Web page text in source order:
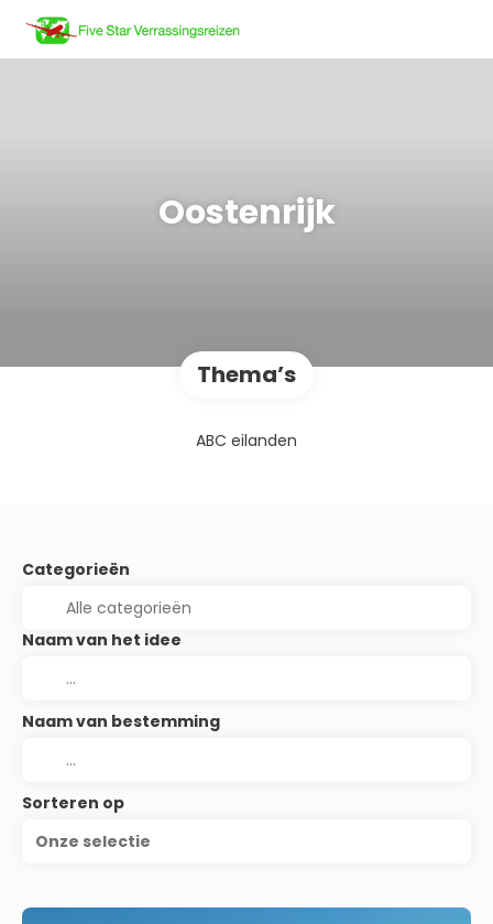
Oostenrijk
Thema’s
ABC eilanden
Categorieën
Naam van het idee
Naam van bestemming
Sorteren op
Onze selectie